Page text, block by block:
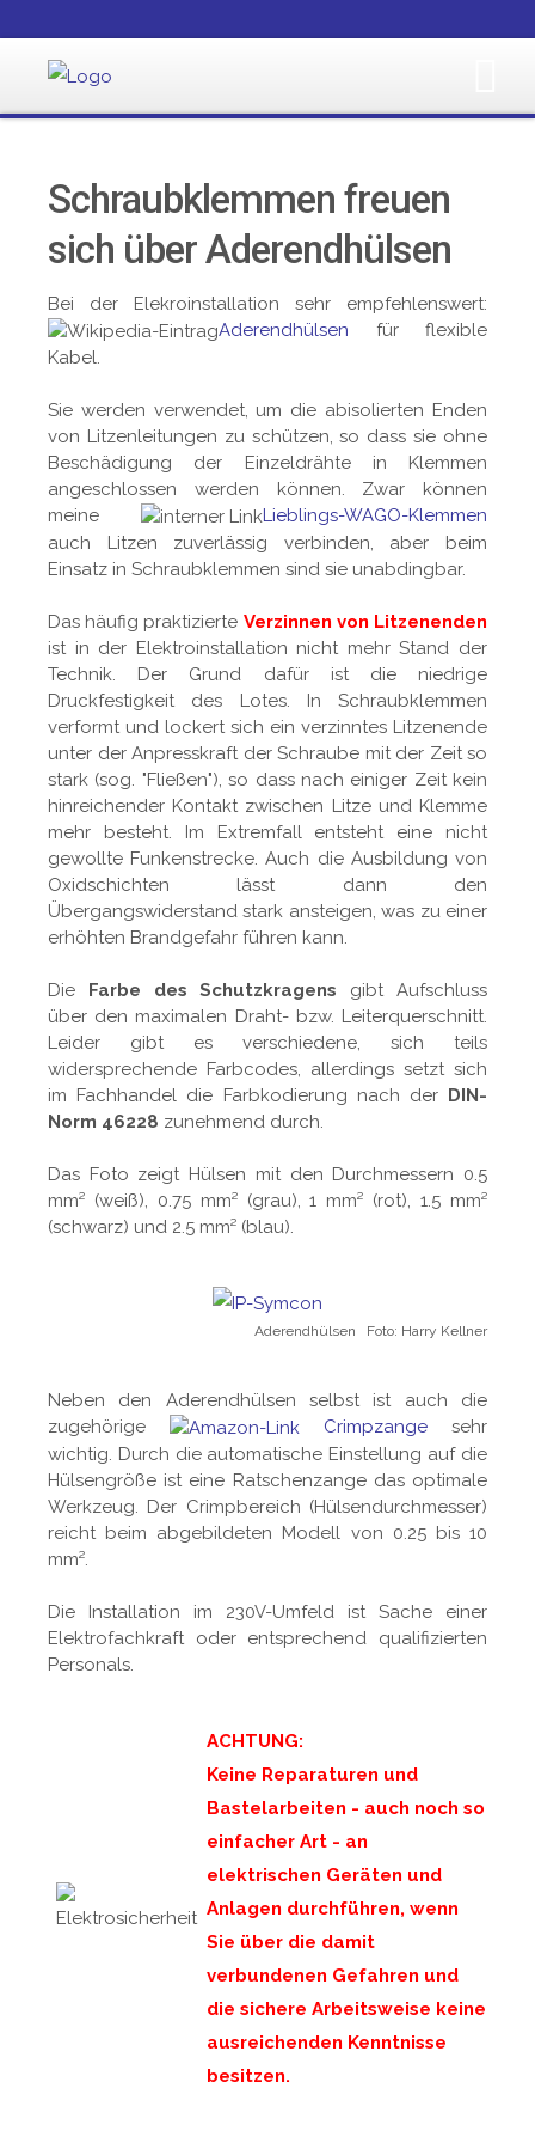
Schraubklemmen freuen
sich über Aderendhülsen
Bei der Elekroinstallation sehr empfehlenswert:
Aderendhülsen für flexible
Kabel.
Sie werden verwendet, um die abisolierten Enden
von Litzenleitungen zu schützen, so dass sie ohne
Beschädigung der Einzeldrähte in Klemmen
angeschlossen werden können. Zwar können
meine
Lieblings-WAGO-Klemmen
auch Litzen zuverlässig verbinden, aber beim
Einsatz in Schraubklemmen sind sie unabdingbar.
Das häufig praktizierte Verzinnen von Litzenenden
ist in der Elektroinstallation nicht mehr Stand der
Technik. Der Grund dafür ist die niedrige
Druckfestigkeit des Lotes. In Schraubklemmen
verformt und lockert sich ein verzinntes Litzenende
unter der Anpresskraft der Schraube mit der Zeit so
stark (sog. "Fließen"), so dass nach einiger Zeit kein
hinreichender Kontakt zwischen Litze und Klemme
mehr besteht. Im Extremfall entsteht eine nicht
gewollte Funkenstrecke. Auch die Ausbildung von
Oxidschichten lässt dann den
Übergangswiderstand stark ansteigen, was zu einer
erhöhten Brandgefahr führen kann.
Die Farbe des Schutzkragens gibt Aufschluss
über den maximalen Draht- bzw. Leiterquerschnitt.
Leider gibt es verschiedene, sich teils
widersprechende Farbcodes, allerdings setzt sich
im Fachhandel die Farbkodierung nach der DIN-
Norm 46228 zunehmend durch.
Das Foto zeigt Hülsen mit den Durchmessern 0.5
mm² (weiß), 0.75 mm² (grau), 1 mm² (rot), 1.5 mm²
(schwarz) und 2.5 mm² (blau).
Aderendhülsen Foto: Harry Kellner
Neben den Aderendhülsen selbst ist auch die
zugehörige
Crimpzange sehr
wichtig. Durch die automatische Einstellung auf die
Hülsengröße ist eine Ratschenzange das optimale
Werkzeug. Der Crimpbereich (Hülsendurchmesser)
reicht beim abgebildeten Modell von 0.25 bis 10
mm².
Die Installation im 230V-Umfeld ist Sache einer
Elektrofachkraft oder entsprechend qualifizierten
Personals.
ACHTUNG:
Keine Reparaturen und
Bastelarbeiten - auch noch so
einfacher Art - an
elektrischen Geräten und
Anlagen durchführen, wenn
Sie über die damit
verbundenen Gefahren und
die sichere Arbeitsweise keine
ausreichenden Kenntnisse
besitzen.